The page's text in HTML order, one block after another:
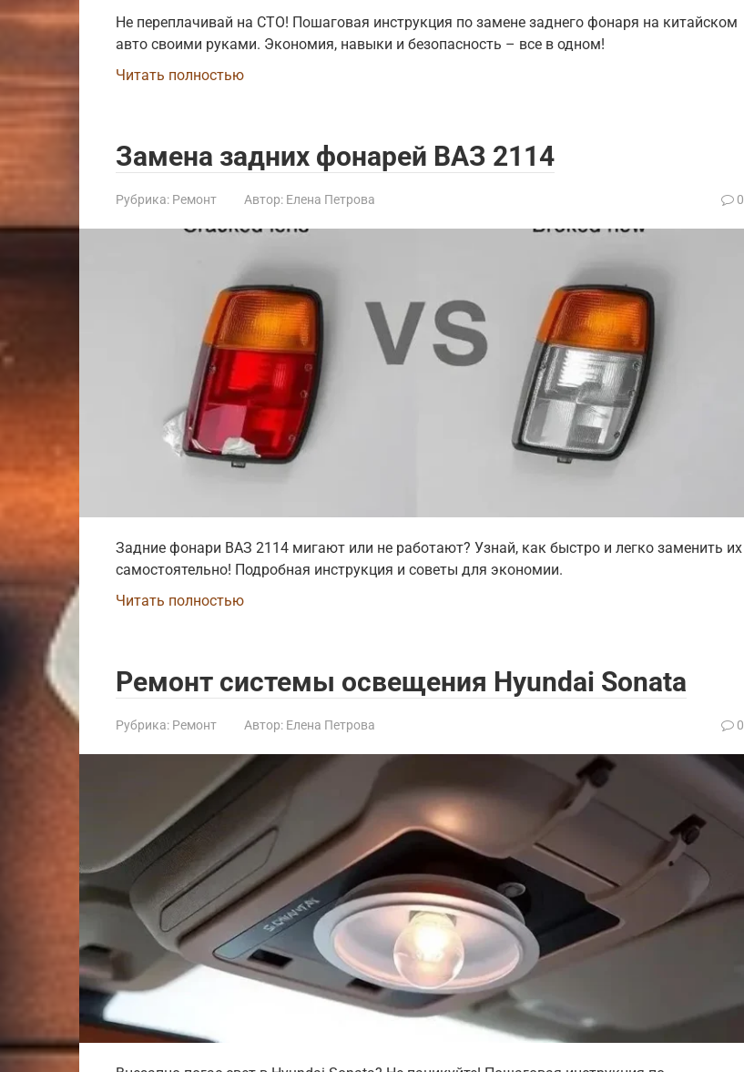
Не переплачивай на СТО! Пошаговая инструкция по замене заднего фонаря на китайском
авто своими руками. Экономия, навыки и безопасность – все в одном!
Читать полностью
Замена задних фонарей ВАЗ 2114
Рубрика: Ремонт Автор: Елена Петрова 0
Задние фонари ВАЗ 2114 мигают или не работают? Узнай, как быстро и легко заменить их
самостоятельно! Подробная инструкция и советы для экономии.
Читать полностью
Ремонт системы освещения Hyundai Sonata
Рубрика: Ремонт Автор: Елена Петрова 0